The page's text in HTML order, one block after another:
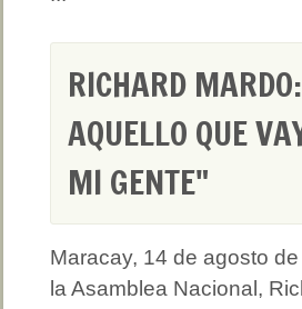
RICHARD
AQUELLO QUE
MI GENTE"
Maracay, 14 de agosto
la Asamblea Nacional,